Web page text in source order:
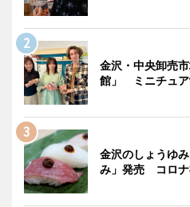
金沢・中央卸売
館」 ミニチュア
金沢のしょうゆ
み」発売 コロナ